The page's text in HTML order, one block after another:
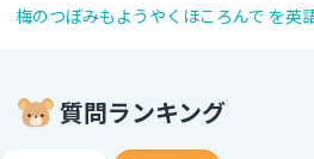
梅のつぼみもようやくほころんで を英
質問ランキング